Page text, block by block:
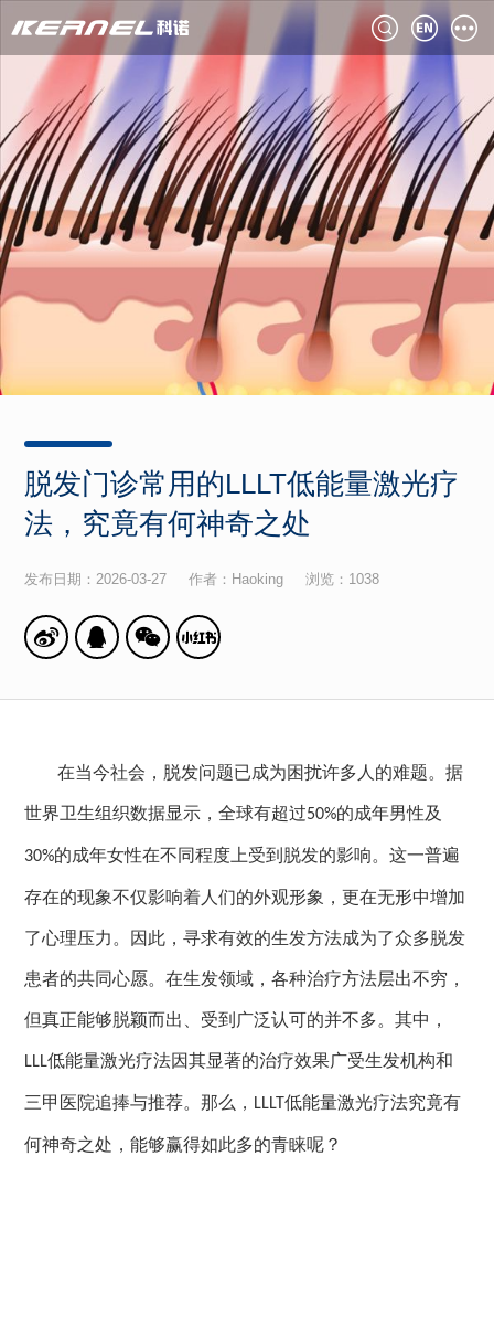
脱发门诊常用的LLLT低能量激光疗
法，究竟有何神奇之处
发布日期：2026-03-27 作者：Haoking 浏览： 1038
在当今社会，脱发问题已成为困扰许多人的难题。据
世界卫生组织数据显示，全球有超过50%的成年男性及
30%的成年女性在不同程度上受到脱发的影响。这一普遍
存在的现象不仅影响着人们的外观形象，更在无形中增加
了心理压力。因此，寻求有效的生发方法成为了众多脱发
患者的共同心愿。在生发领域，各种治疗方法层出不穷，
但真正能够脱颖而出、受到广泛认可的并不多。其中，
LLL低能量激光疗法因其显著的治疗效果广受生发机构和
三甲医院追捧与推荐。那么， LLLT低能量激光疗法究竟有
何神奇之处，能够赢得如此多的青睐呢？